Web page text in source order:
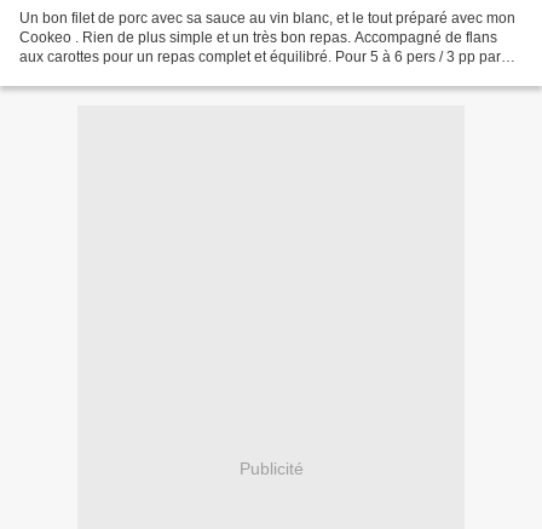
Un bon filet de porc avec sa sauce au vin blanc, et le tout préparé avec mon
Cookeo . Rien de plus simple et un très bon repas. Accompagné de flans
aux carottes pour un repas complet et équilibré. Pour 5 à 6 pers / 3 pp par
Publicité